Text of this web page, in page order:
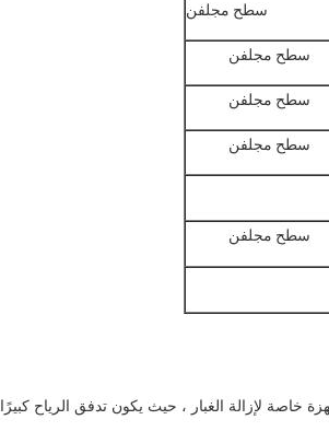
سطح مجلفن
سطح مجلفن
سطح مجلفن
سطح مجلفن
سطح مجلفن
خاصة لإزالة الغبار ، حيث يكون تدفق الرياح كبيرًا